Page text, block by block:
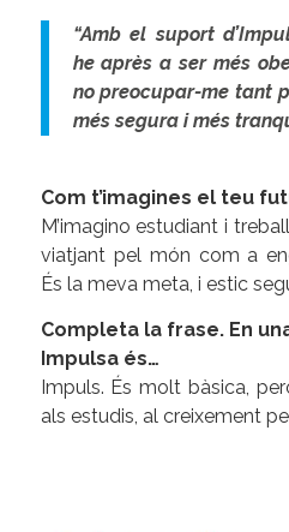
“Amb el suport
he après a ser més
no preocupar-me tant
més segura i més
Com t’imagines el teu
M’imagino estudiant i
viatjant pel món com a
És la meva meta, i estic
Completa la frase. En
Impulsa és…
Impuls. És molt bàsica,
als estudis, al creixement